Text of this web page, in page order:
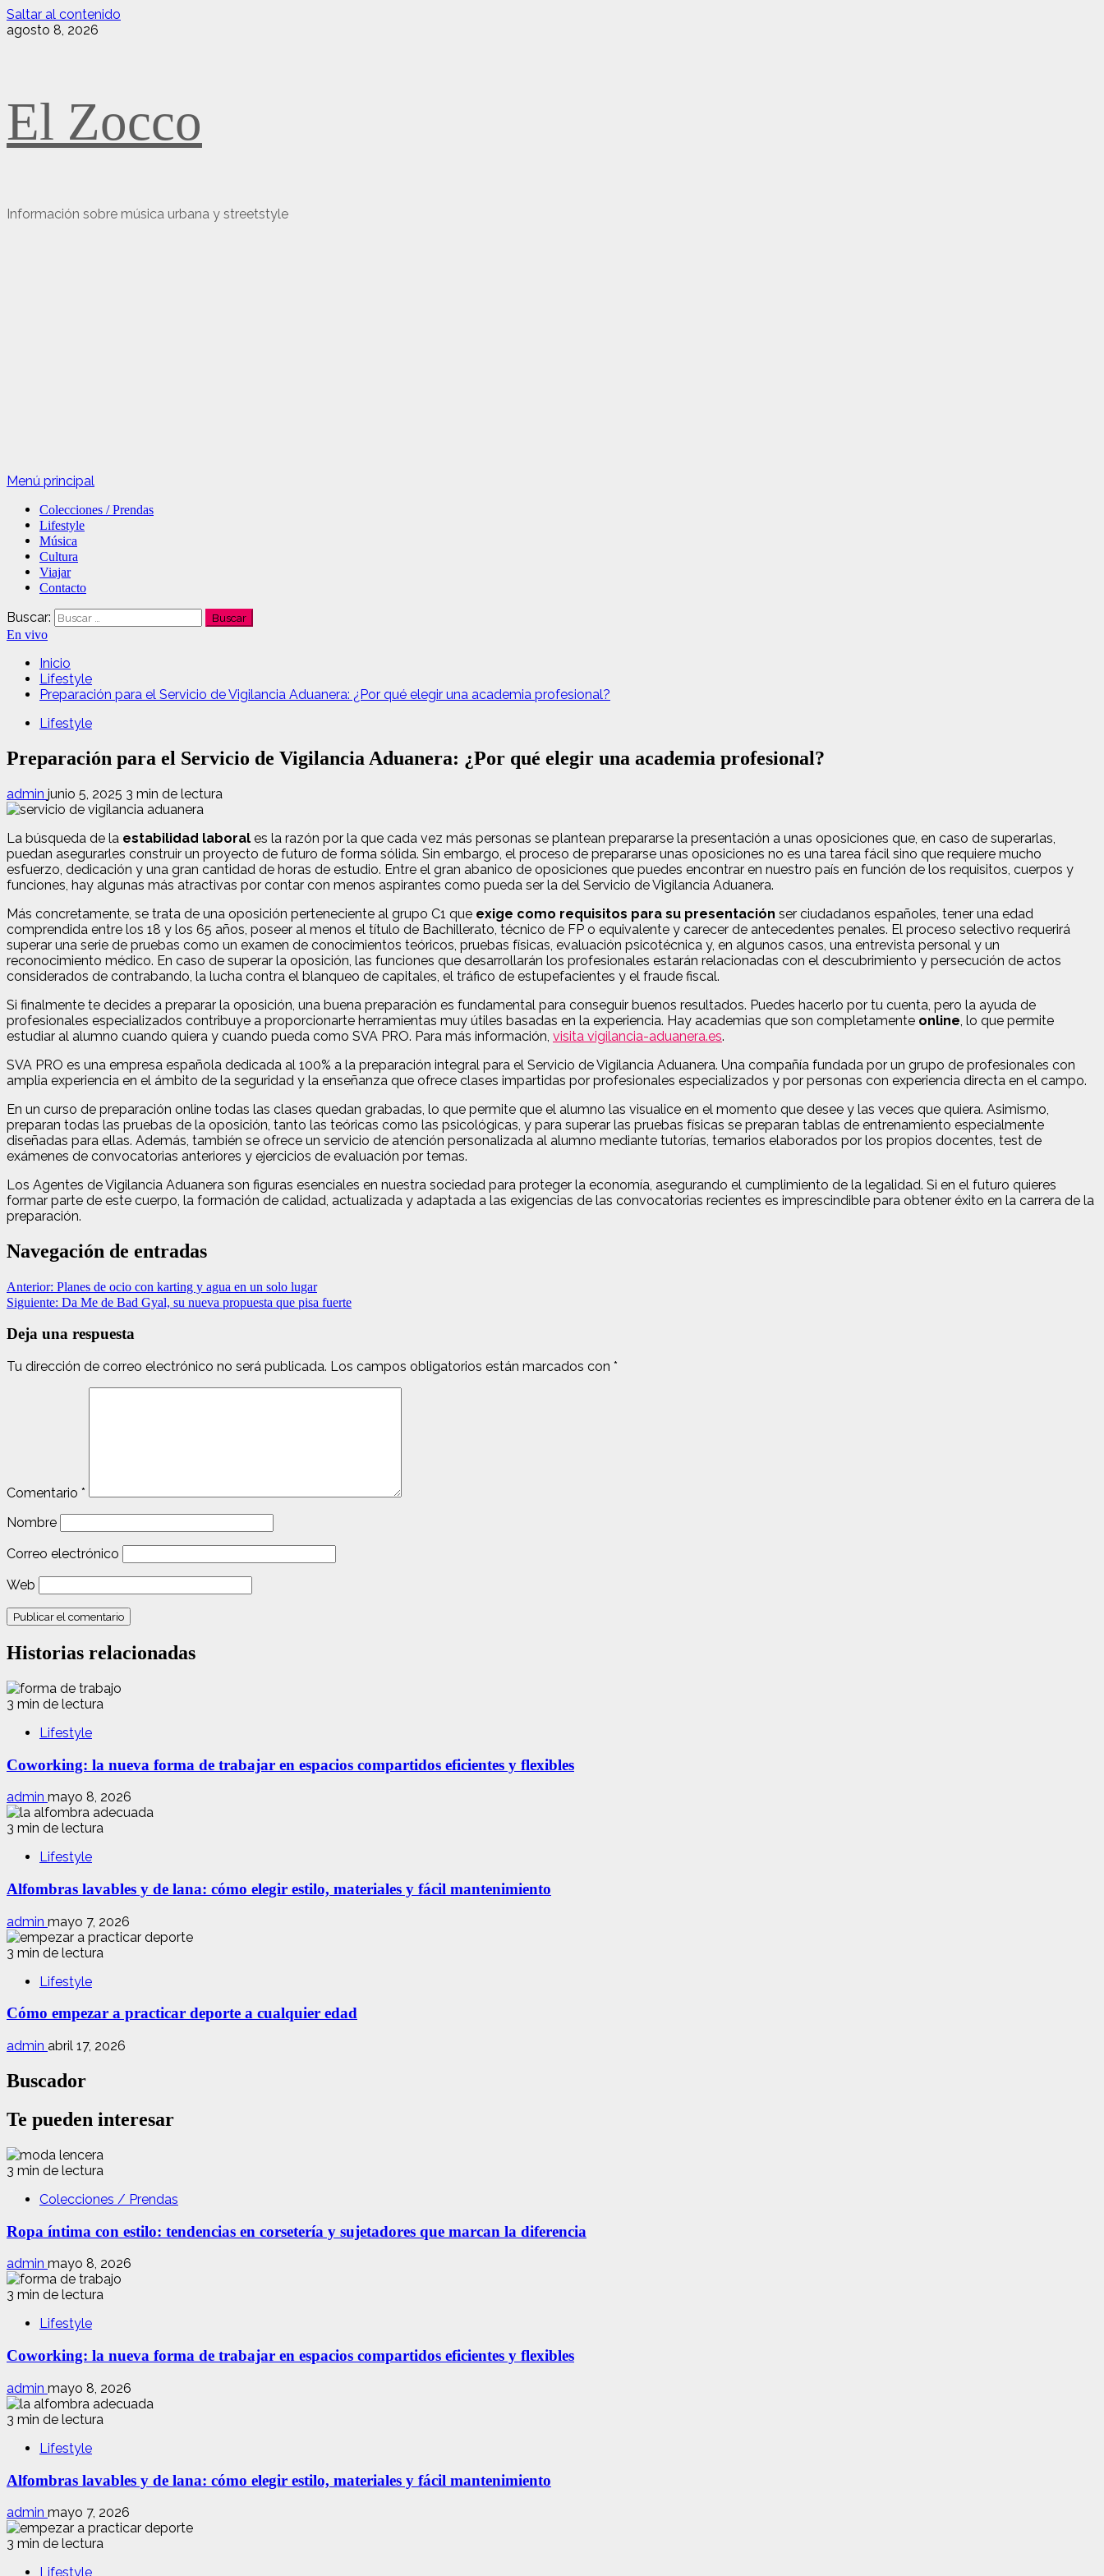
Saltar al contenido
agosto 8, 2026
El Zocco
Información sobre música urbana y streetstyle
Menú principal
Colecciones / Prendas
Lifestyle
Música
Cultura
Viajar
Contacto
Buscar:
En vivo
Inicio
Lifestyle
Preparación para el Servicio de Vigilancia Aduanera: ¿Por qué elegir una academia profesional?
Lifestyle
Preparación para el Servicio de Vigilancia Aduanera: ¿Por qué elegir una academia profesional?
admin junio 5, 2025 3 min de lectura
La búsqueda de la estabilidad laboral es la razón por la que cada vez más personas se plantean prepararse la presentación a unas oposiciones que, en caso de superarlas,
puedan asegurarles construir un proyecto de futuro de forma sólida. Sin embargo, el proceso de prepararse unas oposiciones no es una tarea fácil sino que requiere mucho
esfuerzo, dedicación y una gran cantidad de horas de estudio. Entre el gran abanico de oposiciones que puedes encontrar en nuestro país en función de los requisitos, cuerpos y
funciones, hay algunas más atractivas por contar con menos aspirantes como pueda ser la del Servicio de Vigilancia Aduanera.
Más concretamente, se trata de una oposición perteneciente al grupo C1 que exige como requisitos para su presentación ser ciudadanos españoles, tener una edad
comprendida entre los 18 y los 65 años, poseer al menos el título de Bachillerato, técnico de FP o equivalente y carecer de antecedentes penales. El proceso selectivo requerirá
superar una serie de pruebas como un examen de conocimientos teóricos, pruebas físicas, evaluación psicotécnica y, en algunos casos, una entrevista personal y un
reconocimiento médico. En caso de superar la oposición, las funciones que desarrollarán los profesionales estarán relacionadas con el descubrimiento y persecución de actos
considerados de contrabando, la lucha contra el blanqueo de capitales, el tráfico de estupefacientes y el fraude fiscal.
Si finalmente te decides a preparar la oposición, una buena preparación es fundamental para conseguir buenos resultados. Puedes hacerlo por tu cuenta, pero la ayuda de
profesionales especializados contribuye a proporcionarte herramientas muy útiles basadas en la experiencia. Hay academias que son completamente online, lo que permite
estudiar al alumno cuando quiera y cuando pueda como SVA PRO. Para más información, visita vigilancia-aduanera.es.
SVA PRO es una empresa española dedicada al 100% a la preparación integral para el Servicio de Vigilancia Aduanera. Una compañía fundada por un grupo de profesionales con
amplia experiencia en el ámbito de la seguridad y la enseñanza que ofrece clases impartidas por profesionales especializados y por personas con experiencia directa en el campo.
En un curso de preparación online todas las clases quedan grabadas, lo que permite que el alumno las visualice en el momento que desee y las veces que quiera. Asimismo,
preparan todas las pruebas de la oposición, tanto las teóricas como las psicológicas, y para superar las pruebas físicas se preparan tablas de entrenamiento especialmente
diseñadas para ellas. Además, también se ofrece un servicio de atención personalizada al alumno mediante tutorías, temarios elaborados por los propios docentes, test de
exámenes de convocatorias anteriores y ejercicios de evaluación por temas.
Los Agentes de Vigilancia Aduanera son figuras esenciales en nuestra sociedad para proteger la economía, asegurando el cumplimiento de la legalidad. Si en el futuro quieres
formar parte de este cuerpo, la formación de calidad, actualizada y adaptada a las exigencias de las convocatorias recientes es imprescindible para obtener éxito en la carrera de la
preparación.
Navegación de entradas
Anterior: Planes de ocio con karting y agua en un solo lugar
Siguiente: Da Me de Bad Gyal, su nueva propuesta que pisa fuerte
Deja una respuesta
Tu dirección de correo electrónico no será publicada. Los campos obligatorios están marcados con *
Comentario *
Nombre
Correo electrónico
Web
Historias relacionadas
3 min de lectura
Lifestyle
Coworking: la nueva forma de trabajar en espacios compartidos eficientes y flexibles
admin mayo 8, 2026
3 min de lectura
Lifestyle
Alfombras lavables y de lana: cómo elegir estilo, materiales y fácil mantenimiento
admin mayo 7, 2026
3 min de lectura
Lifestyle
Cómo empezar a practicar deporte a cualquier edad
admin abril 17, 2026
Buscador
Te pueden interesar
3 min de lectura
Colecciones / Prendas
Ropa íntima con estilo: tendencias en corsetería y sujetadores que marcan la diferencia
admin mayo 8, 2026
3 min de lectura
Lifestyle
Coworking: la nueva forma de trabajar en espacios compartidos eficientes y flexibles
admin mayo 8, 2026
3 min de lectura
Lifestyle
Alfombras lavables y de lana: cómo elegir estilo, materiales y fácil mantenimiento
admin mayo 7, 2026
3 min de lectura
Lifestyle